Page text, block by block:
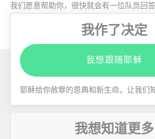
我们愿意帮助你，很快就会有一位队员回答
我作了决定
我想跟随耶稣
耶稣给你赦罪的恩典和新生命。让我们
我想知道更多